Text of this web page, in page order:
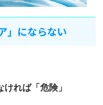
」にならない
れば「危険」